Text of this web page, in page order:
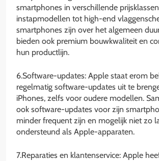
smartphones in verschillende
instapmodellen tot high-end
smartphones zijn over het algemeen
bieden ook premium bouwkwaliteit en
hun productlijn.
6.Software-updates: Apple staat erom
regelmatig software-updates uit te
iPhones, zelfs voor oudere modellen.
ook software-updates voor zijn
minder frequent zijn en mogelijk niet zo
ondersteund als Apple-apparaten.
7.Reparaties en klantenservice: Apple